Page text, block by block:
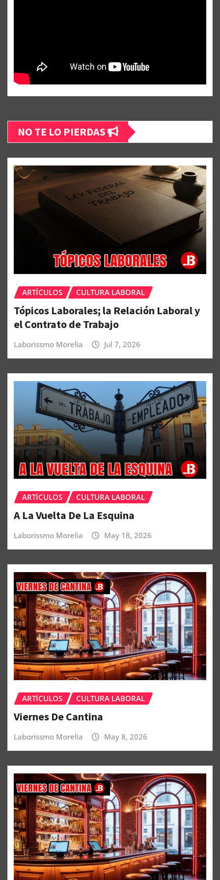
NO TE LO PIERDAS
ARTÍCULOS CULTURA LABORAL
Tópicos Laborales; la Relación Laboral y
el Contrato de Trabajo
Laborissmo Morelia Jul 7, 2026
ARTÍCULOS CULTURA LABORAL
A La Vuelta De La Esquina
Laborissmo Morelia May 18, 2026
ARTÍCULOS CULTURA LABORAL
Viernes De Cantina
Laborissmo Morelia May 8, 2026